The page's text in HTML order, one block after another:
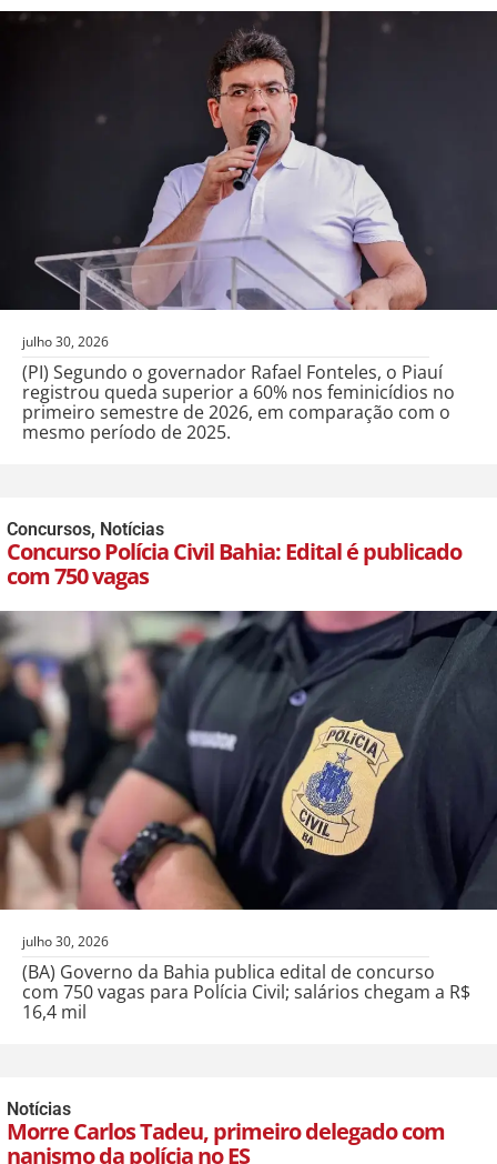
julho 30, 2026
(PI) Segundo o governador Rafael Fonteles, o Piauí
registrou queda superior a 60% nos feminicídios no
primeiro semestre de 2026, em comparação com o
mesmo período de 2025.
Concursos, Notícias
Concurso Polícia Civil Bahia: Edital é publicado
com 750 vagas
julho 30, 2026
(BA) Governo da Bahia publica edital de concurso
com 750 vagas para Polícia Civil; salários chegam a R$
16,4 mil
Notícias
Morre Carlos Tadeu, primeiro delegado com
nanismo da polícia no ES